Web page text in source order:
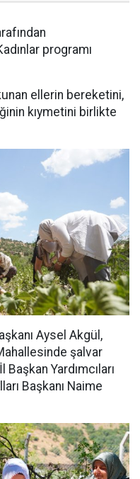
programı
ellerin bereketini,
kıymetini birlikte
Aysel Akgül,
şalvar
Yardımcıları
Başkanı Naime